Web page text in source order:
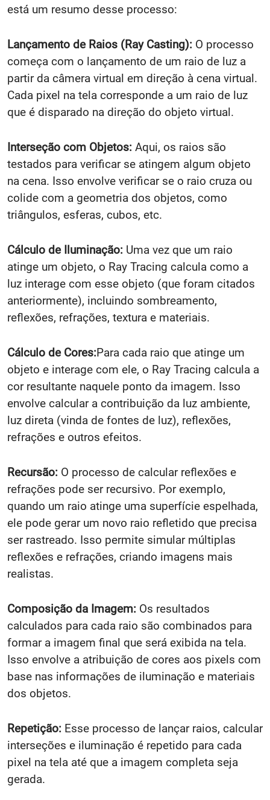
está um resumo desse processo:
Lançamento de Raios (Ray Casting): O processo
começa com o lançamento de um raio de luz a
partir da câmera virtual em direção à cena virtual.
Cada pixel na tela corresponde a um raio de luz
que é disparado na direção do objeto virtual.
Interseção com Objetos: Aqui, os raios são
testados para verificar se atingem algum objeto
na cena. Isso envolve verificar se o raio cruza ou
colide com a geometria dos objetos, como
triângulos, esferas, cubos, etc.
Cálculo de Iluminação: Uma vez que um raio
atinge um objeto, o Ray Tracing calcula como a
luz interage com esse objeto (que foram citados
anteriormente), incluindo sombreamento,
reflexões, refrações, textura e materiais.
Cálculo de Cores:Para cada raio que atinge um
objeto e interage com ele, o Ray Tracing calcula a
cor resultante naquele ponto da imagem. Isso
envolve calcular a contribuição da luz ambiente,
luz direta (vinda de fontes de luz), reflexões,
refrações e outros efeitos.
Recursão: O processo de calcular reflexões e
refrações pode ser recursivo. Por exemplo,
quando um raio atinge uma superfície espelhada,
ele pode gerar um novo raio refletido que precisa
ser rastreado. Isso permite simular múltiplas
reflexões e refrações, criando imagens mais
realistas.
Composição da Imagem: Os resultados
calculados para cada raio são combinados para
formar a imagem final que será exibida na tela.
Isso envolve a atribuição de cores aos pixels com
base nas informações de iluminação e materiais
dos objetos.
Repetição: Esse processo de lançar raios, calcular
interseções e iluminação é repetido para cada
pixel na tela até que a imagem completa seja
gerada.